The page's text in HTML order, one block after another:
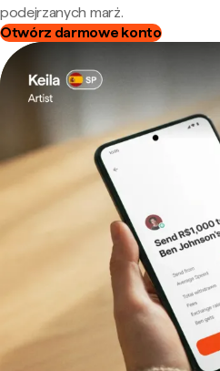
podejrzanych marż.
Otwórz darmowe konto